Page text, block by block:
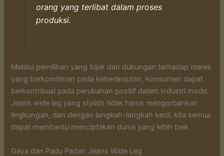
orang yang terlibat dalam proses
produksi.
Melalui pemilihan yang bijak dan dukungan terhadap merek
yang berkomitmen pada keberlanjutan, konsumen dapat
berkontribusi pada perubahan positif dalam industri mode.
Jeans wide leg yang stylish tidak harus mengorbankan
lingkungan, dan dengan langkah-langkah kecil, kita semua
dapat membantu menciptakan dunia yang lebih baik.
Gaya dan Padu Padan Jeans Wide Leg